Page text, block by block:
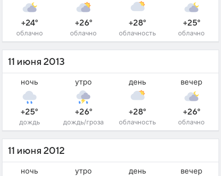
+24°
облачно
+26°
облачно
+28°
облачность
+25°
облачно
11 июня 2013
ночь
+25°
дождь
утро
+26°
дождь/гроза
день
+28°
облачность
вечер
+26°
облачно
11 июня 2012
ночь утро день вечер